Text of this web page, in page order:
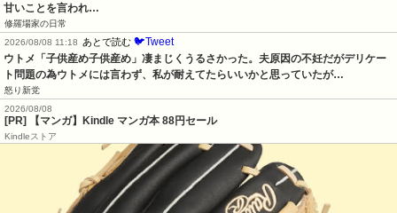
甘いことを言われ…
修羅場家の日常
2026/08/08 11:18
あとで読む 🐦Tweet
ウトメ「子供産め子供産め」凄まじくうるさかった。夫原因の不妊だがデリケー
ト問題の為ウトメには言わず、私が耐えてたらいいかと思っていたが…
怒り新党
2026/08/08
[PR] 【マンガ】Kindle マンガ本 88円セール
Kindleストア